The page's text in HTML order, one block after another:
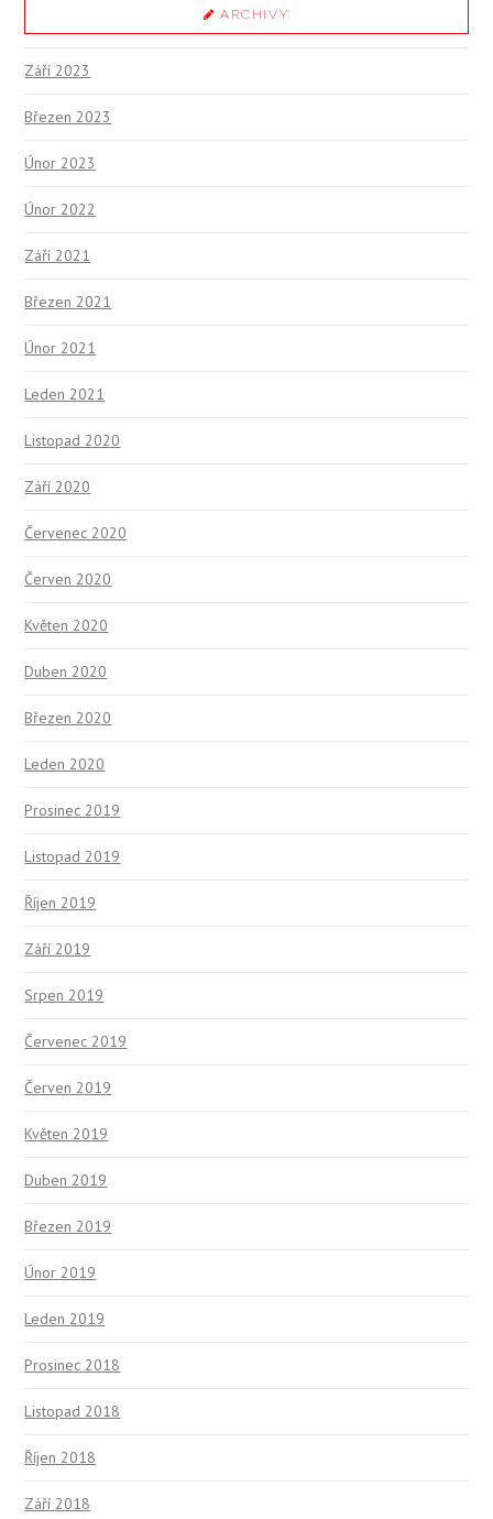
ARCHIVY
Září 2023
Březen 2023
Únor 2023
Únor 2022
Září 2021
Březen 2021
Únor 2021
Leden 2021
Listopad 2020
Září 2020
Červenec 2020
Červen 2020
Květen 2020
Duben 2020
Březen 2020
Leden 2020
Prosinec 2019
Listopad 2019
Říjen 2019
Září 2019
Srpen 2019
Červenec 2019
Červen 2019
Květen 2019
Duben 2019
Březen 2019
Únor 2019
Leden 2019
Prosinec 2018
Listopad 2018
Říjen 2018
Září 2018